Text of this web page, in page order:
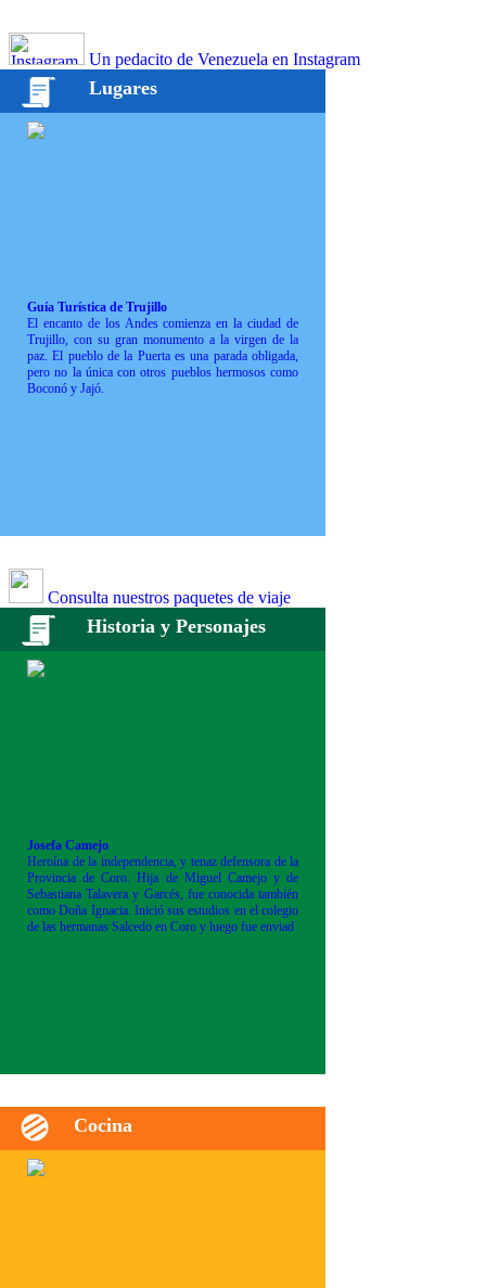
Un pedacito de Venezuela en Instagram
Lugares
Guía Turística de Trujillo
El encanto de los Andes comienza en la ciudad de
Trujillo, con su gran monumento a la virgen de la
paz. El pueblo de la Puerta es una parada obligada,
pero no la única con otros pueblos hermosos como
Boconó y Jajó.
Consulta nuestros paquetes de viaje
Historia y Personajes
Josefa Camejo
Heroína de la independencia, y tenaz defensora de la
Provincia de Coro. Hija de Miguel Camejo y de
Sebastiana Talavera y Garcés, fue conocida también
como Doña Ignacia. Inició sus estudios en el colegio
de las hermanas Salcedo en Coro y luego fue enviad
Cocina